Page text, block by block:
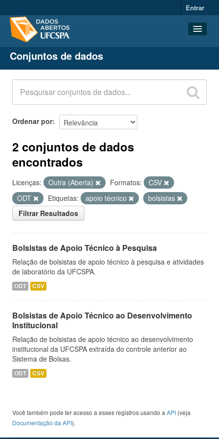
Entrar
Conjuntos de dados
Organizações
Grupos
Sobre
Conjuntos de dados
Ordenar por
2 conjuntos de dados
encontrados
Licenças: Outra (Aberta) Formatos:
CSV
ODT
Etiquetas: apoio técnico
bolsistas
Filtrar Resultados
Bolsistas de Apoio Técnico à Pesquisa
Relação de bolsistas de apoio técnico à pesquisa e atividades
de laboratório da UFCSPA.
ODT CSV
Bolsistas de Apoio Técnico ao Desenvolvimento
Institucional
Relação de bolsistas de apoio técnico ao desenvolvimento
institucional da UFCSPA extraída do controle anterior ao
Sistema de Bolsas.
ODT CSV
Você também pode ter acesso a esses registros usando a API (veja
Documentação da API).